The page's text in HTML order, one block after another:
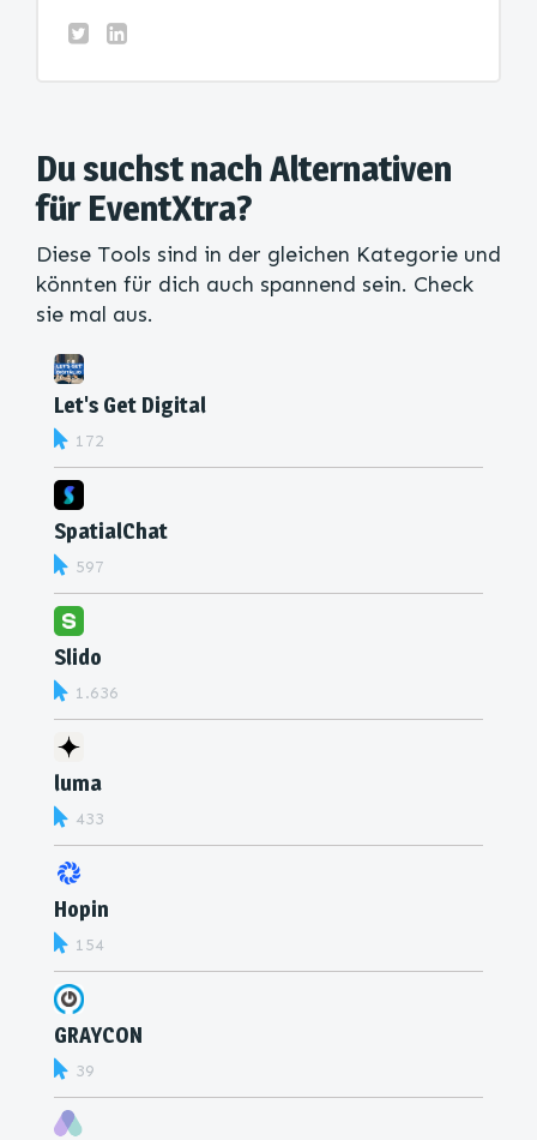
Du suchst nach Alternativen
für EventXtra?
Diese Tools sind in der gleichen Kategorie und
könnten für dich auch spannend sein. Check
sie mal aus.
Let's Get Digital
172
SpatialChat
597
Slido
1.636
luma
433
Hopin
154
GRAYCON
39